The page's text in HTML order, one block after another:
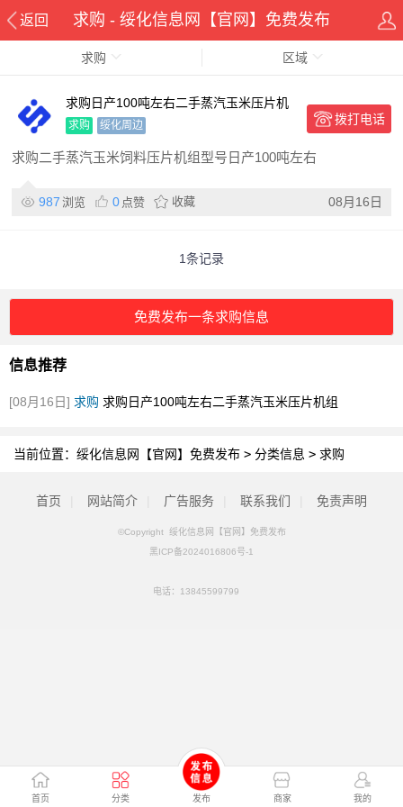
返回 求购 - 绥化信息网【官网】免费发布
首页 分类 发布 商家 我的
求购 区域
求购日产100吨左右二手蒸汽玉米压片机
组
求购 绥化周边 拨打电话
求购二手蒸汽玉米饲料压片机组型号日产100吨左右
987 浏览 0 点赞 收藏 08月16日
1条记录
免费发布一条求购信息
信息推荐
[08月16日] 求购 求购日产100吨左右二手蒸汽玉米压片机组
当前位置： 绥化信息网【官网】免费发布 > 分类信息 > 求购
首页 网站简介 广告服务 联系我们 免责声明
©Copyright 绥化信息网【官网】免费发布
黑ICP备2024016806号-1
电话： 13845599799